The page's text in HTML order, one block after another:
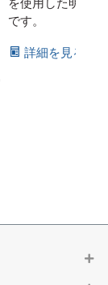
を使用した明太子
です。
詳細を見る